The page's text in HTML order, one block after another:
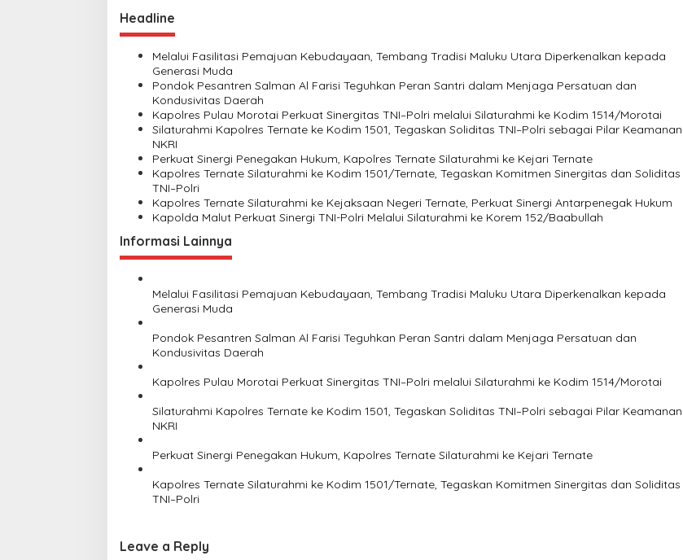
r
i
m
a
a
n
i
n
a
r
P
o
r
i
.
A
0
5
n
a
v
i
g
a
t
i
o
n
Headline
Melalui Fasilitasi Pemajuan Kebudayaan, Tembang Tradisi Maluku Utara Diperkenalkan kepada
Generasi Muda
Pondok Pesantren Salman Al Farisi Teguhkan Peran Santri dalam Menjaga Persatuan dan
Kondusivitas Daerah
Kapolres Pulau Morotai Perkuat Sinergitas TNI–Polri melalui Silaturahmi ke Kodim 1514/Morotai
Silaturahmi Kapolres Ternate ke Kodim 1501, Tegaskan Soliditas TNI–Polri sebagai Pilar Keamanan
NKRI
Perkuat Sinergi Penegakan Hukum, Kapolres Ternate Silaturahmi ke Kejari Ternate
Kapolres Ternate Silaturahmi ke Kodim 1501/Ternate, Tegaskan Komitmen Sinergitas dan Soliditas
TNI–Polri
Kapolres Ternate Silaturahmi ke Kejaksaan Negeri Ternate, Perkuat Sinergi Antarpenegak Hukum
Kapolda Malut Perkuat Sinergi TNI-Polri Melalui Silaturahmi ke Korem 152/Baabullah
Informasi Lainnya
Melalui Fasilitasi Pemajuan Kebudayaan, Tembang Tradisi Maluku Utara Diperkenalkan kepada
Generasi Muda
Pondok Pesantren Salman Al Farisi Teguhkan Peran Santri dalam Menjaga Persatuan dan
Kondusivitas Daerah
Kapolres Pulau Morotai Perkuat Sinergitas TNI–Polri melalui Silaturahmi ke Kodim 1514/Morotai
Silaturahmi Kapolres Ternate ke Kodim 1501, Tegaskan Soliditas TNI–Polri sebagai Pilar Keamanan
NKRI
Perkuat Sinergi Penegakan Hukum, Kapolres Ternate Silaturahmi ke Kejari Ternate
Kapolres Ternate Silaturahmi ke Kodim 1501/Ternate, Tegaskan Komitmen Sinergitas dan Soliditas
TNI–Polri
Leave a Reply